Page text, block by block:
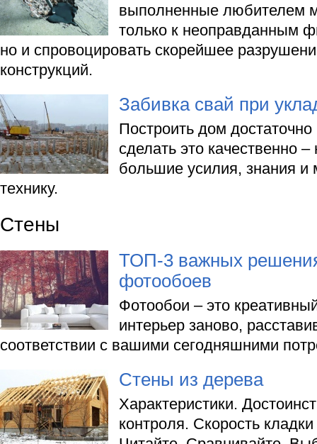
выполненные любителем
только к неоправданным
но и спровоцировать скорейшее
конструкций.
Забивка свай при
Построить дом
сделать это качественно
большие усилия, знания
технику.
Стены
ТОП-3 важных
фотообоев
Фотообои – это
интерьер заново,
соответствии с вашими сегодняшними
Стены из дерева
Характеристики.
контроля. Скорость